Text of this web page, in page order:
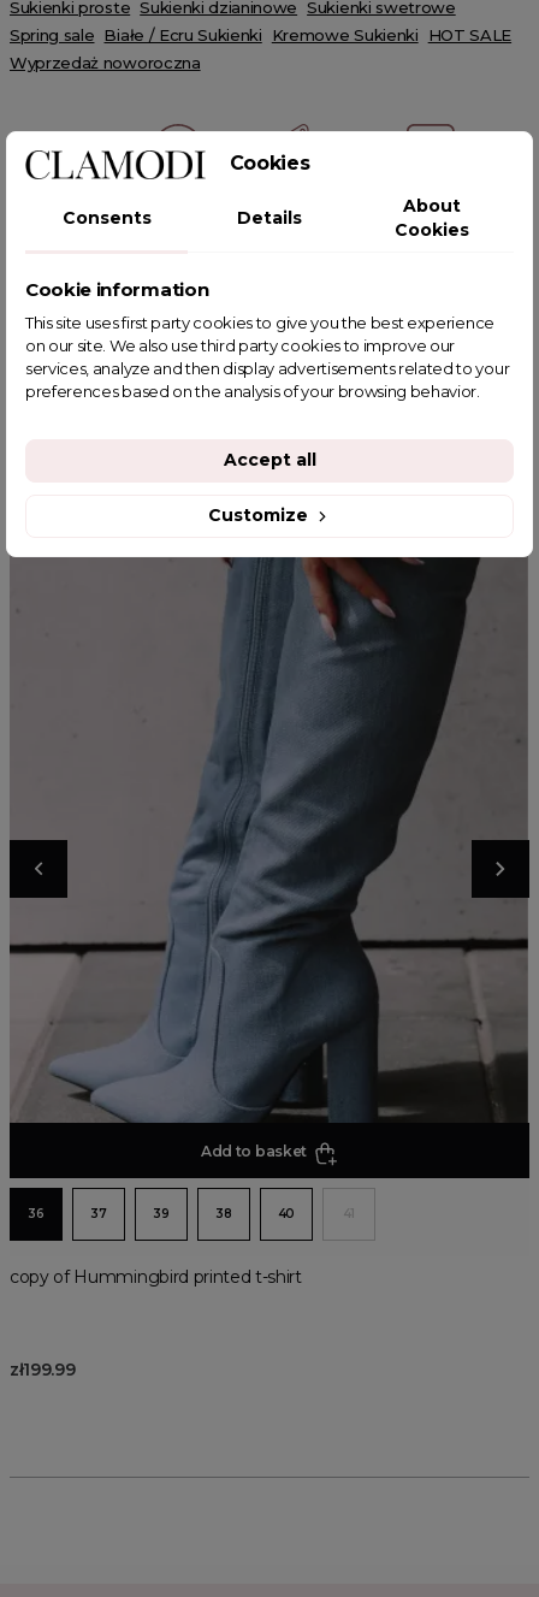
Sukienki proste Sukienki dzianinowe Sukienki swetrowe
Spring sale Białe / Ecru Sukienki Kremowe Sukienki
HOT SALE
Wyprzedaż noworoczna
POWIĄZANE TAGI
YOU MIGHT ALSO LIKE
Add to basket
36 37 39 38 40 41
copy of Hummingbird printed t-shirt
zł199.99
Cookies
Consents Details
About
Cookies
Cookie information
This site uses first party cookies to give you the best experience
on our site. We also use third party cookies to improve our
services, analyze and then display advertisements related to your
preferences based on the analysis of your browsing behavior.
Customize
Accept all